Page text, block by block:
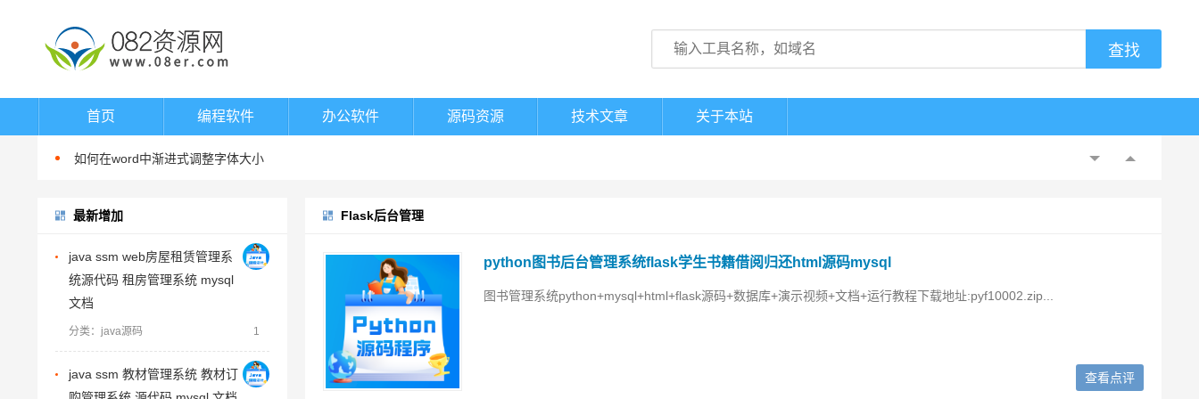
首页 编程软件 办公软件 源码资源 技术文章 关于本站
word填表时如何避免表项向后移动
如何在word中指定位置输入文字
如何在word中渐进式调整字体大小
word填表时如何避免表项向后移动
如何在word中指定位置输入文字
如何在word中进行英文大小写切换
如何在word中渐进式调整字体大小
在word中换行与换段的区别
word填表时如何避免表项向后移动
最新增加
java ssm web房屋租赁管理系
统源代码 租房管理系统 mysql
文档
分类：java源码 1
java ssm 教材管理系统 教材订
Flask后台管理
python图书后台管理系统flask学生书籍借阅归还html源码mysql
图书管理系统python+mysql+html+flask源码+数据库+演示视频+文档+运行教程下载地址:pyf10002.zip...
查看点评